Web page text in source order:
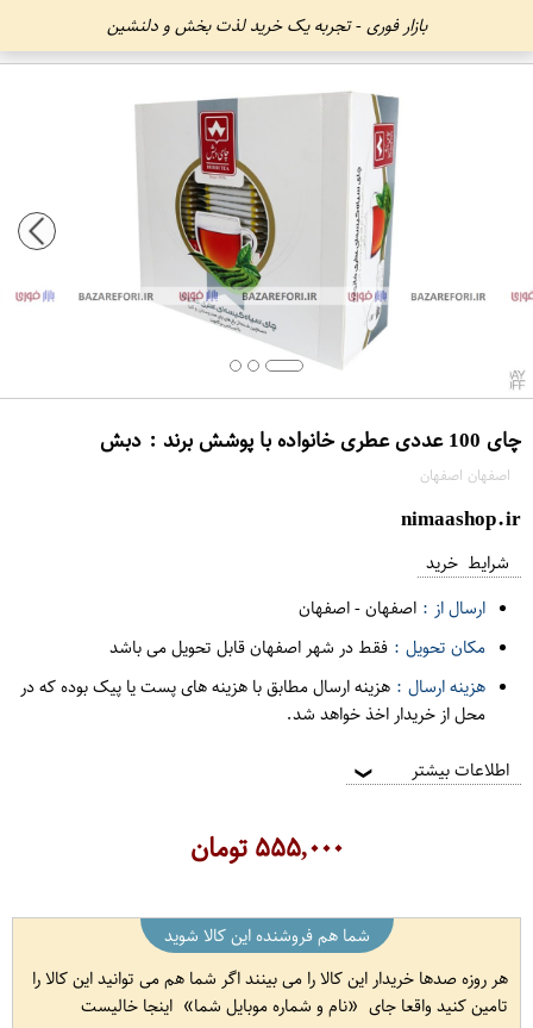
بازار فوری - تجربه یک خرید لذت بخش و دلنشین
چای 100 عددی عطری خانواده با پوشش برند : دبش
اصفهان اصفهان
nimaashop.ir
شرایط خرید
ارسال از : اصفهان-اصفهان
مکان تحویل : فقط در شهر اصفهان قابل تحویل می باشد
هزینه ارسال : هزینه ارسال مطابق با هزینه های پست یا پیک بوده که در
محل از خریدار اخذ خواهد شد.
اطلاعات بیشتر ❯
۵۵۵,۰۰۰تومان
شما هم فروشنده این کالا شوید
هر روزه صدها خریدار این کالا را می بینند اگر شما هم می توانید این کالا را
تامین کنید واقعا جای
نام و شماره موبایل شما اینجا خالیست